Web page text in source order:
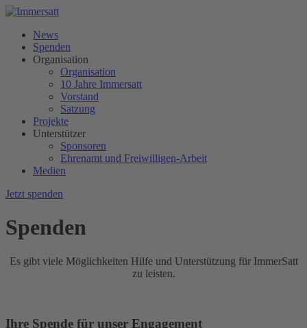
News
Spenden
Organisation
Organisation
10 Jahre Immersatt
Vorstand
Satzung
Projekte
Unterstützer
Sponsoren
Ehrenamt und Freiwilligen-Arbeit
Medien
Jetzt spenden
Spenden
Es gibt viele Möglichkeiten Hilfe und Unterstützung für ImmerSatt
zu leisten.
Ihre Spende für unser Engagement